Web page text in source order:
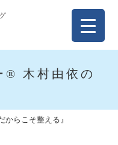
® 木村由依の
からこそ整える』